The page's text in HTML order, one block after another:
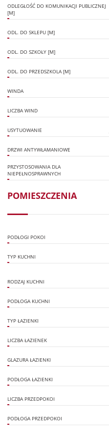
ODLEGŁOŚĆ DO KOMUNIKACJI PUBLICZNEJ
[M]
ODL. DO SKLEPU [M]
ODL. DO SZKOŁY [M]
ODL. DO PRZEDSZKOLA [M]
WINDA
LICZBA WIND
USYTUOWANIE
DRZWI ANTYWŁAMANIOWE
PRZYSTOSOWANIA DLA
NIEPEŁNOSPRAWNYCH
POMIESZCZENIA
PODŁOGI POKOI
TYP KUCHNI
RODZAJ KUCHNI
PODŁOGA KUCHNI
TYP ŁAZIENKI
LICZBA ŁAZIENEK
GLAZURA ŁAZIENKI
PODŁOGA ŁAZIENKI
LICZBA PRZEDPOKOI
PODŁOGA PRZEDPOKOI